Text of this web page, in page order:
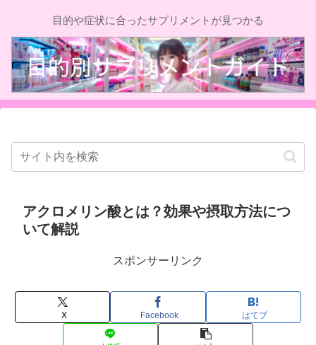
目的や症状に合ったサプリメントが見つかる
アクロメリン酸とは？効果や摂取方法につ
いて解説
スポンサーリンク
X Facebook はてブ